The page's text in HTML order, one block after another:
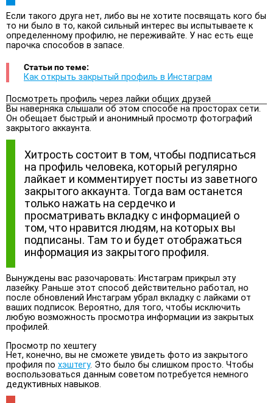
Если такого друга нет, либо вы не хотите посвящать кого бы
то ни было в то, какой сильный интерес вы испытываете к
определенному профилю, не переживайте. У нас есть еще
парочка способов в запасе.
Статьи по теме:
Как открыть закрытый профиль в Инстаграм
Посмотреть профиль через лайки общих друзей
Вы наверняка слышали об этом способе на просторах сети.
Он обещает быстрый и анонимный просмотр фотографий
закрытого аккаунта.
Хитрость состоит в том, чтобы подписаться
на профиль человека, который регулярно
лайкает и комментирует посты из заветного
закрытого аккаунта. Тогда вам останется
только нажать на сердечко и
просматривать вкладку с информацией о
том, что нравится людям, на которых вы
подписаны. Там то и будет отображаться
информация из закрытого профиля.
Вынуждены вас разочаровать: Инстаграм прикрыл эту
лазейку. Раньше этот способ действительно работал, но
после обновлений Инстаграм убрал вкладку с лайками от
ваших подписок. Вероятно, для того, чтобы исключить
любую возможность просмотра информации из закрытых
профилей.
Просмотр по хештегу
Нет, конечно, вы не сможете увидеть фото из закрытого
профиля по хэштегу. Это было бы слишком просто. Чтобы
воспользоваться данным советом потребуется немного
дедуктивных навыков.